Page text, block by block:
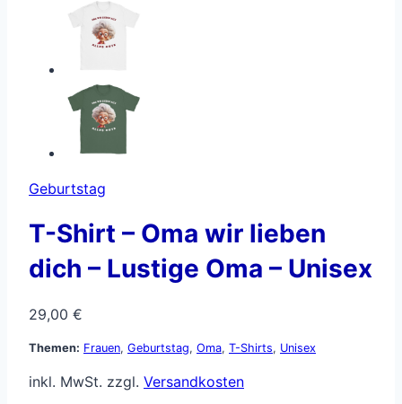
Geburtstag
T-Shirt – Oma wir lieben
dich – Lustige Oma – Unisex
29,00 €
Themen: Frauen, Geburtstag, Oma, T-Shirts, Unisex
inkl. MwSt. zzgl. Versandkosten